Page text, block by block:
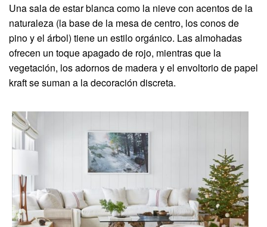
Una sala de estar blanca como la nieve con acentos de la
naturaleza (la base de la mesa de centro, los conos de
pino y el árbol) tiene un estilo orgánico. Las almohadas
ofrecen un toque apagado de rojo, mientras que la
vegetación, los adornos de madera y el envoltorio de papel
kraft se suman a la decoración discreta.